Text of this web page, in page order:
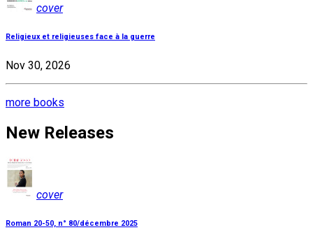
cover
Religieux et religieuses face à la guerre
Nov 30, 2026
more books
New Releases
cover
Roman 20-50, n° 80/décembre 2025